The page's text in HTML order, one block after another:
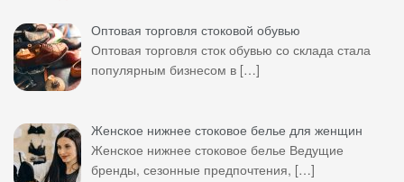
Оптовая торговля стоковой обувью
Оптовая торговля сток обувью со склада стала
популярным бизнесом в […]
Женское нижнее стоковое белье для женщин
Женское нижнее стоковое белье Ведущие
бренды, сезонные предпочтения, […]